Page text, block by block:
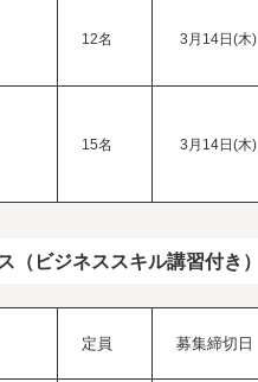
12名 3月14日(木)
15名 3月14日(木)
（ビジネススキル講習付き）
定員 募集締切日